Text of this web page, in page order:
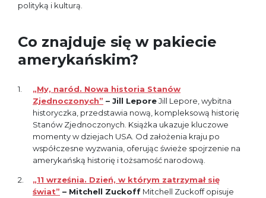
polityką i kulturą.
Co znajduje się w pakiecie
amerykańskim?
„My, naród. Nowa historia Stanów
Zjednoczonych” – Jill LeporeJill Lepore, wybitna
historyczka, przedstawia nową, kompleksową historię
Stanów Zjednoczonych. Książka ukazuje kluczowe
momenty w dziejach USA. Od założenia kraju po
współczesne wyzwania, oferując świeże spojrzenie na
amerykańską historię i tożsamość narodową.
„11 września. Dzień, w którym zatrzymał się
świat” – Mitchell Zuckoff Mitchell Zuckoff opisuje